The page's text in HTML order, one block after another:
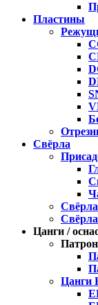
Пластины
Свёрла
Цанги /
Цанги